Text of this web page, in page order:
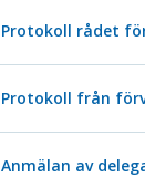
Protokoll rådet
Protokoll från
Anmälan av